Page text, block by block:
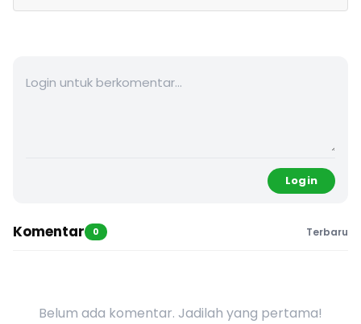
Login
Komentar 0 Terbaru
Belum ada komentar. Jadilah yang pertama!